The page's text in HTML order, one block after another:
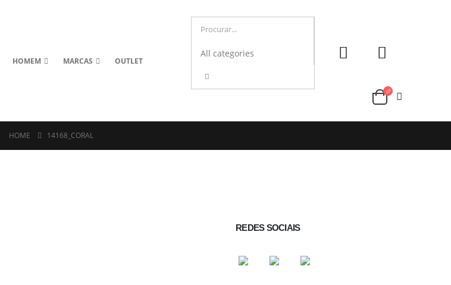
HOMEM MARCAS OUTLET
HOME 14168_CORAL
REDES SOCIAIS